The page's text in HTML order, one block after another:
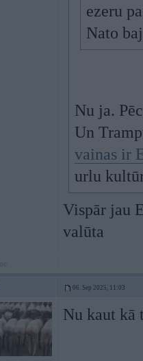
ezeru
Nato
Nu ja.
Un
vainas ir
urlu
Vispār jau
valūta
06. Sep 2025, 11:03
Nu kaut kā